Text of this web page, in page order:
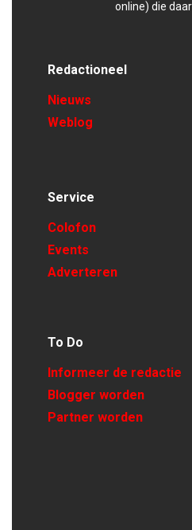
online) die
Redactioneel
Nieuws
Weblog
Service
Colofon
Events
Adverteren
To Do
Informeer de redactie
Blogger worden
Partner worden